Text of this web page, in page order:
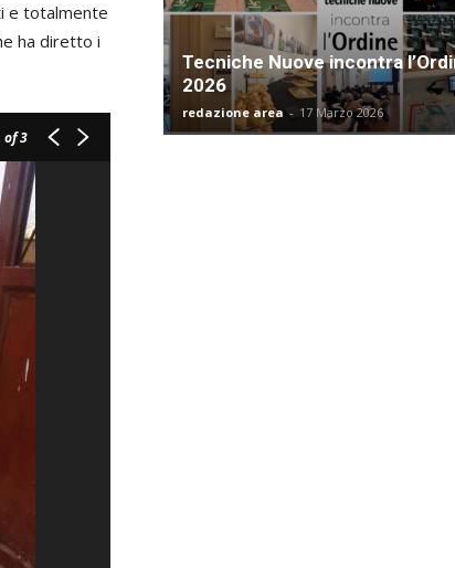
e totalmente
ha diretto i
of 3
Tecniche Nuove incontra
2026
redazione area - 17 Marzo 2026